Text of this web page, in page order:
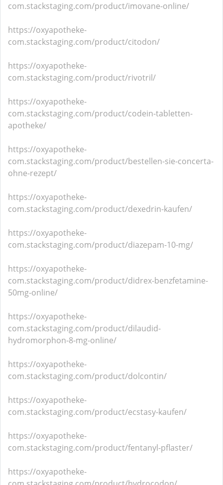
com.stackstaging.com/product/imovane-online/
https://oxyapotheke-
com.stackstaging.com/product/citodon/
https://oxyapotheke-
com.stackstaging.com/product/rivotril/
https://oxyapotheke-
com.stackstaging.com/product/codein-tabletten-
apotheke/
https://oxyapotheke-
com.stackstaging.com/product/bestellen-sie-concerta-
ohne-rezept/
https://oxyapotheke-
com.stackstaging.com/product/dexedrin-kaufen/
https://oxyapotheke-
com.stackstaging.com/product/diazepam-10-mg/
https://oxyapotheke-
com.stackstaging.com/product/didrex-benzfetamine-
50mg-online/
https://oxyapotheke-
com.stackstaging.com/product/dilaudid-
hydromorphon-8-mg-online/
https://oxyapotheke-
com.stackstaging.com/product/dolcontin/
https://oxyapotheke-
com.stackstaging.com/product/ecstasy-kaufen/
https://oxyapotheke-
com.stackstaging.com/product/fentanyl-pflaster/
https://oxyapotheke-